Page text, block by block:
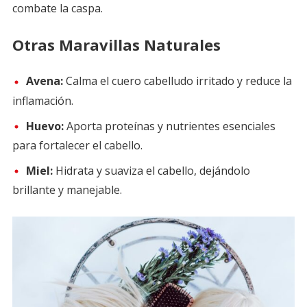
combate la caspa.
Otras Maravillas Naturales
Avena:Calma el cuero cabelludo irritado y reduce la
inflamación.
Huevo:Aporta proteínas y nutrientes esenciales
para fortalecer el cabello.
Miel:Hidrata y suaviza el cabello, dejándolo
brillante y manejable.